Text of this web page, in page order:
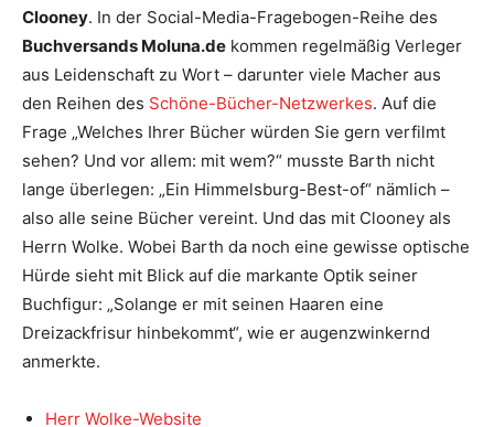
Clooney. In der Social-Media-Fragebogen-Reihe des
Buchversands Moluna.de kommen regelmäßig Verleger
aus Leidenschaft zu Wort – darunter viele Macher aus
den Reihen des Schöne-Bücher-Netzwerkes. Auf die
Frage „Welches Ihrer Bücher würden Sie gern verfilmt
sehen? Und vor allem: mit wem?“ musste Barth nicht
lange überlegen: „Ein Himmelsburg-Best-of“ nämlich –
also alle seine Bücher vereint. Und das mit Clooney als
Herrn Wolke. Wobei Barth da noch eine gewisse optische
Hürde sieht mit Blick auf die markante Optik seiner
Buchfigur: „Solange er mit seinen Haaren eine
Dreizackfrisur hinbekommt“, wie er augenzwinkernd
anmerkte.
Herr Wolke-Website